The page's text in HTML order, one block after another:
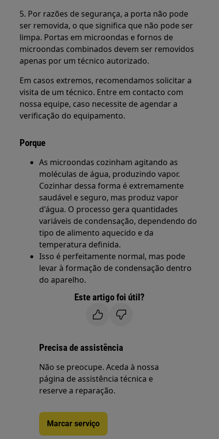
5. Por razões de segurança, a porta não pode
ser removida, o que significa que não pode ser
limpa. Portas em microondas e fornos de
microondas combinados devem ser removidos
apenas por um técnico autorizado.
Em casos extremos, recomendamos solicitar a
visita de um técnico. Entre em contacto com
nossa equipe, caso necessite de agendar a
verificação do equipamento.
Porque
As microondas cozinham agitando as
moléculas de água, produzindo vapor.
Cozinhar dessa forma é extremamente
saudável e seguro, mas produz vapor
d'água. O processo gera quantidades
variáveis de condensação, dependendo do
tipo de alimento aquecido e da
temperatura definida.
Isso é perfeitamente normal, mas pode
levar à formação de condensação dentro
do aparelho.
Este artigo foi útil?
Precisa de assistência
Não se preocupe. Aceda à nossa
página de assistência técnica e
reserve a reparação.
Marcar serviço